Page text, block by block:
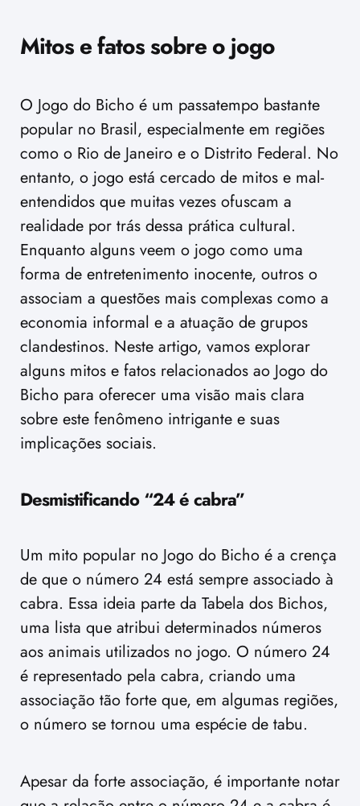
Mitos e fatos sobre o jogo
O Jogo do Bicho é um passatempo bastante
popular no Brasil, especialmente em regiões
como o Rio de Janeiro e o Distrito Federal. No
entanto, o jogo está cercado de mitos e mal-
entendidos que muitas vezes ofuscam a
realidade por trás dessa prática cultural.
Enquanto alguns veem o jogo como uma
forma de entretenimento inocente, outros o
associam a questões mais complexas como a
economia informal e a atuação de grupos
clandestinos. Neste artigo, vamos explorar
alguns mitos e fatos relacionados ao Jogo do
Bicho para oferecer uma visão mais clara
sobre este fenômeno intrigante e suas
implicações sociais.
Desmistificando “24 é cabra”
Um mito popular no Jogo do Bicho é a crença
de que o número 24 está sempre associado à
cabra. Essa ideia parte da Tabela dos Bichos,
uma lista que atribui determinados números
aos animais utilizados no jogo. O número 24
é representado pela cabra, criando uma
associação tão forte que, em algumas regiões,
o número se tornou uma espécie de tabu.
Apesar da forte associação, é importante notar